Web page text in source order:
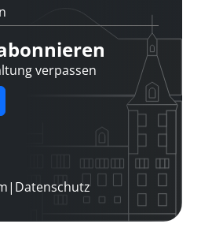
verpassen
| Datenschutz